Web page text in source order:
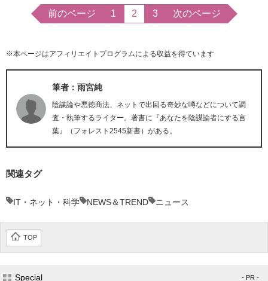
前のページ 1 2 3 次のページ
※本ページはアフィリエイトプログラムによる収益を得ています
筆者：雨宮純
陰謀論や悪徳商法、ネットで出回る奇妙な噂などについて調
査・執筆するライター。著書に『あなたを陰謀論者にする言
葉』（フォレスト2545新書）がある。
関連タグ
IT・ネット・科学 NEWS＆TREND ニュース
TOP
Special - PR -